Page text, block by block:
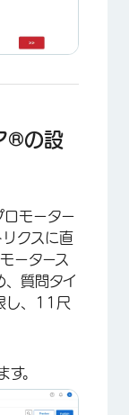
®の設
ロモーター
クスに直
ータース
、質問タイ
し、11尺
す。